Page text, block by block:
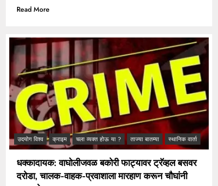
Read More
उदयोग विश्व क्राइम चला व्यक्त होऊ या ? ताज्या बातम्या स्थानिक वार्ता
धक्कादायक: वाघोलीजवळ बकोरी फाट्यावर ट्रॅव्हल बसवर
दरोडा, चालक-वाहक-प्रवाशाला मारहाण करून चौघांनी